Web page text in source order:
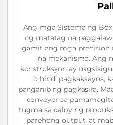
Ang mga Sistema ng
ng matatag na
gamit ang mga precision
na mekanismo. Ang
konstruksyon ay
o hindi pagkakaayos,
panganib ng pagkasira.
conveyor sa
tugma sa daloy ng
parehong output, at